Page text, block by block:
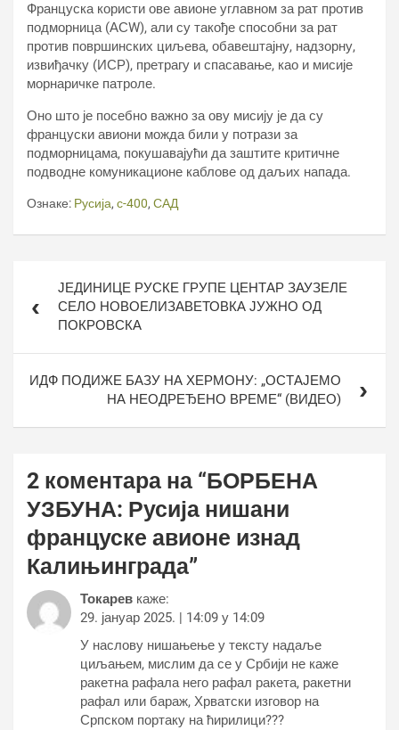
Француска користи ове авионе углавном за рат против
подморница (АСW), али су такође способни за рат
против површинских циљева, обавештајну, надзорну,
извиђачку (ИСР), претрагу и спасавање, као и мисије
морнаричке патроле.
Оно што је посебно важно за ову мисију је да су
француски авиони можда били у потрази за
подморницама, покушавајући да заштите критичне
подводне комуникационе каблове од даљих напада.
Ознаке: Русија, с-400, САД
чланкаЈЕДИНИЦЕ РУСКЕ ГРУПЕ ЦЕНТАР ЗАУЗЕЛЕ
СЕЛО НОВОЕЛИЗАВЕТОВКА ЈУЖНО ОД
ПОКРОВСКА
ИДФ ПОДИЖЕ БАЗУ НА ХЕРМОНУ: „ОСТАЈЕМО
НА НЕОДРЕЂЕНО ВРЕМЕ“ (ВИДЕО)
2 коментара на “БОРБЕНА
УЗБУНА: Русија нишани
француске авионе изнад
Калињинграда”
Токарев каже:
29. јануар 2025. | 14:09 у 14:09
У наслову нишањење у тексту надаље
циљањем, мислим да се у Србији не каже
ракетна рафала него рафал ракета, ракетни
рафал или бараж, Хрватски изговор на
Српском портаку на ћирилици???